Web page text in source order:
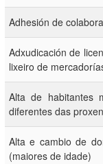
Adhesión de
Adxudicación de
lixeiro de
Alta de habitantes
diferentes das
Alta e cambio de
(maiores de idade)